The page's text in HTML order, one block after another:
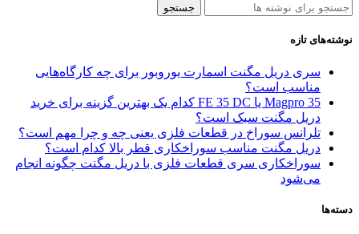
جستجو
نوشته‌های تازه
سری دریل مگنت اسمارت یوروبور برای چه کارگاه‌هایی
مناسب است؟
Magpro 35 یا FE 35 DC کدام‌ یک بهترین گزینه برای خرید
دریل مگنت سبک است؟
تلرانس سوراخ در قطعات فلزی یعنی چه و چرا مهم است؟
دریل مگنت مناسب سوراخکاری قطر بالا کدام است؟
سوراخکاری سری قطعات فلزی با دریل مگنت چگونه انجام
می‌شود
دسته‌ها